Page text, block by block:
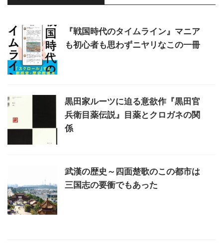
『戦国時代のタイムライン』マニア
も初心者も思わずニヤリなこの一冊
黒田家ルーツに迫る意欲作『黒田官
兵衛目薬伝説』目薬とクロガネの関
係
武漢の歴史～四面楚歌のこの都市は
三国志の要衝でもあった